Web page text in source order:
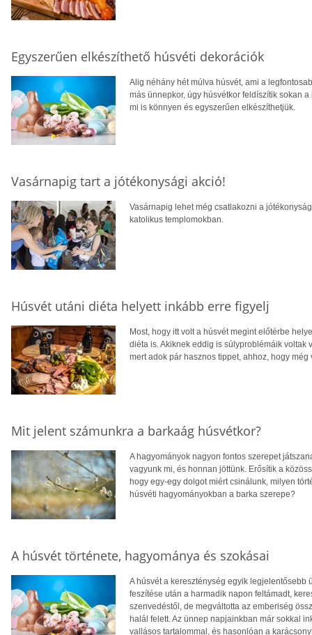
Egyszerűen elkészíthető húsvéti dekorációk
Alig néhány hét múlva húsvét, ami a
más ünnepkor, úgy húsvétkor feldíszítik sokan
mi is könnyen és egyszerűen elkészíthetjük.
Vasárnapig tart a jótékonysági akció!
Vasárnapig lehet még csatlakozni a
katolikus templomokban.
Húsvét utáni diéta helyett inkább erre figyelj
Most, hogy itt volt a húsvét megint előtérbe
diéta is. Akiknek eddig is súlyproblémáik voltak
mert adok pár hasznos tippet, ahhoz, hogy
Mit jelent számunkra a barkaág húsvétkor?
A hagyományok nagyon fontos szerepet
vagyunk mi, és honnan jöttünk. Erősítik a
hogy egy-egy dolgot miért csinálunk, milyen
húsvéti hagyományokban a barka szerepe?
A húsvét története, hagyománya és szokásai
A húsvét a kereszténység egyik legjelentősebb
feszítése után a harmadik napon feltámadt,
szenvedéstől, de megváltotta az emberiség
halál felett. Az ünnep napjainkban már sokkal
vallásos tartalommal, és hasonlóan a